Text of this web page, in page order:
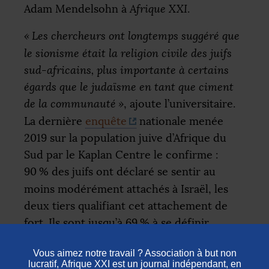
Adam Mendelsohn à Afrique XXI.
« Les chercheurs ont longtemps suggéré que
le sionisme était la religion civile des juifs
sud-africains, plus importante à certains
égards que le judaïsme en tant que ciment
de la communauté », ajoute l’universitaire.
La dernière enquête
nationale menée
2019 sur la population juive d’Afrique du
Sud par le Kaplan Centre le confirme :
90 % des juifs ont déclaré se sentir au
moins modérément attachés à Israël, les
deux tiers qualifiant cet attachement de
fort. Ils sont jusqu’à 69% à se définir
qui rejettent cette étiquette.